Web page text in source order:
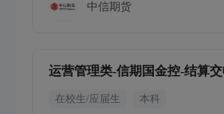
中信期货
运营管理类-信期国金控-结算
在校生/应届生 本科